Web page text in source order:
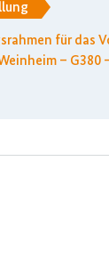
für das
– G380